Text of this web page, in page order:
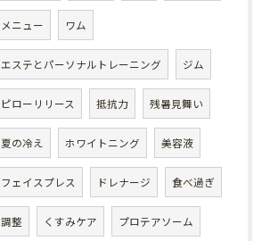
メニュー ワム
エステとパーソナルトレーニング ジム
ピローリリース 抵抗力 残暑見舞い
夏の冷え ホワイトニング 美容液
フェイスプレス ドレナージ 食べ過ぎ
調整 くすみケア プロテアソーム